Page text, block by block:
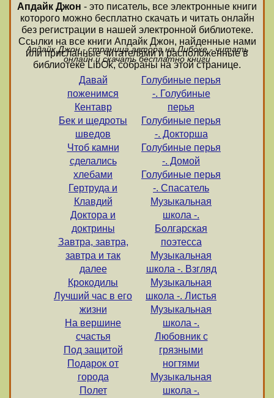
Апдайк Джон - это писатель, все электронные книги
которого можно бесплатно скачать и читать онлайн
без регистрации в нашей электронной библиотеке.
Ссылки на все книги Апдайк Джон, найденные нами
или присланные читателями и расположенные в
библиотеке LibOk, собраны на этой странице.
Апдайк Джон - страница автора на Либоке - читать
онлайн и скачать бесплатно книги
Давай
поженимся
Кентавр
Бек и щедроты
шведов
Чтоб камни
сделались
хлебами
Гертруда и
Клавдий
Доктора и
доктрины
Завтра, завтра,
завтра и так
далее
Крокодилы
Лучший час в его
жизни
На вершине
счастья
Под защитой
Подарок от
города
Полет
Голубиные перья
-. Голубиные
перья
Голубиные перья
-. Докторша
Голубиные перья
-. Домой
Голубиные перья
-. Спасатель
Музыкальная
школа -.
Болгарская
поэтесса
Музыкальная
школа -. Взгляд
Музыкальная
школа -. Листья
Музыкальная
школа -.
Любовник с
грязными
ногтями
Музыкальная
школа -.